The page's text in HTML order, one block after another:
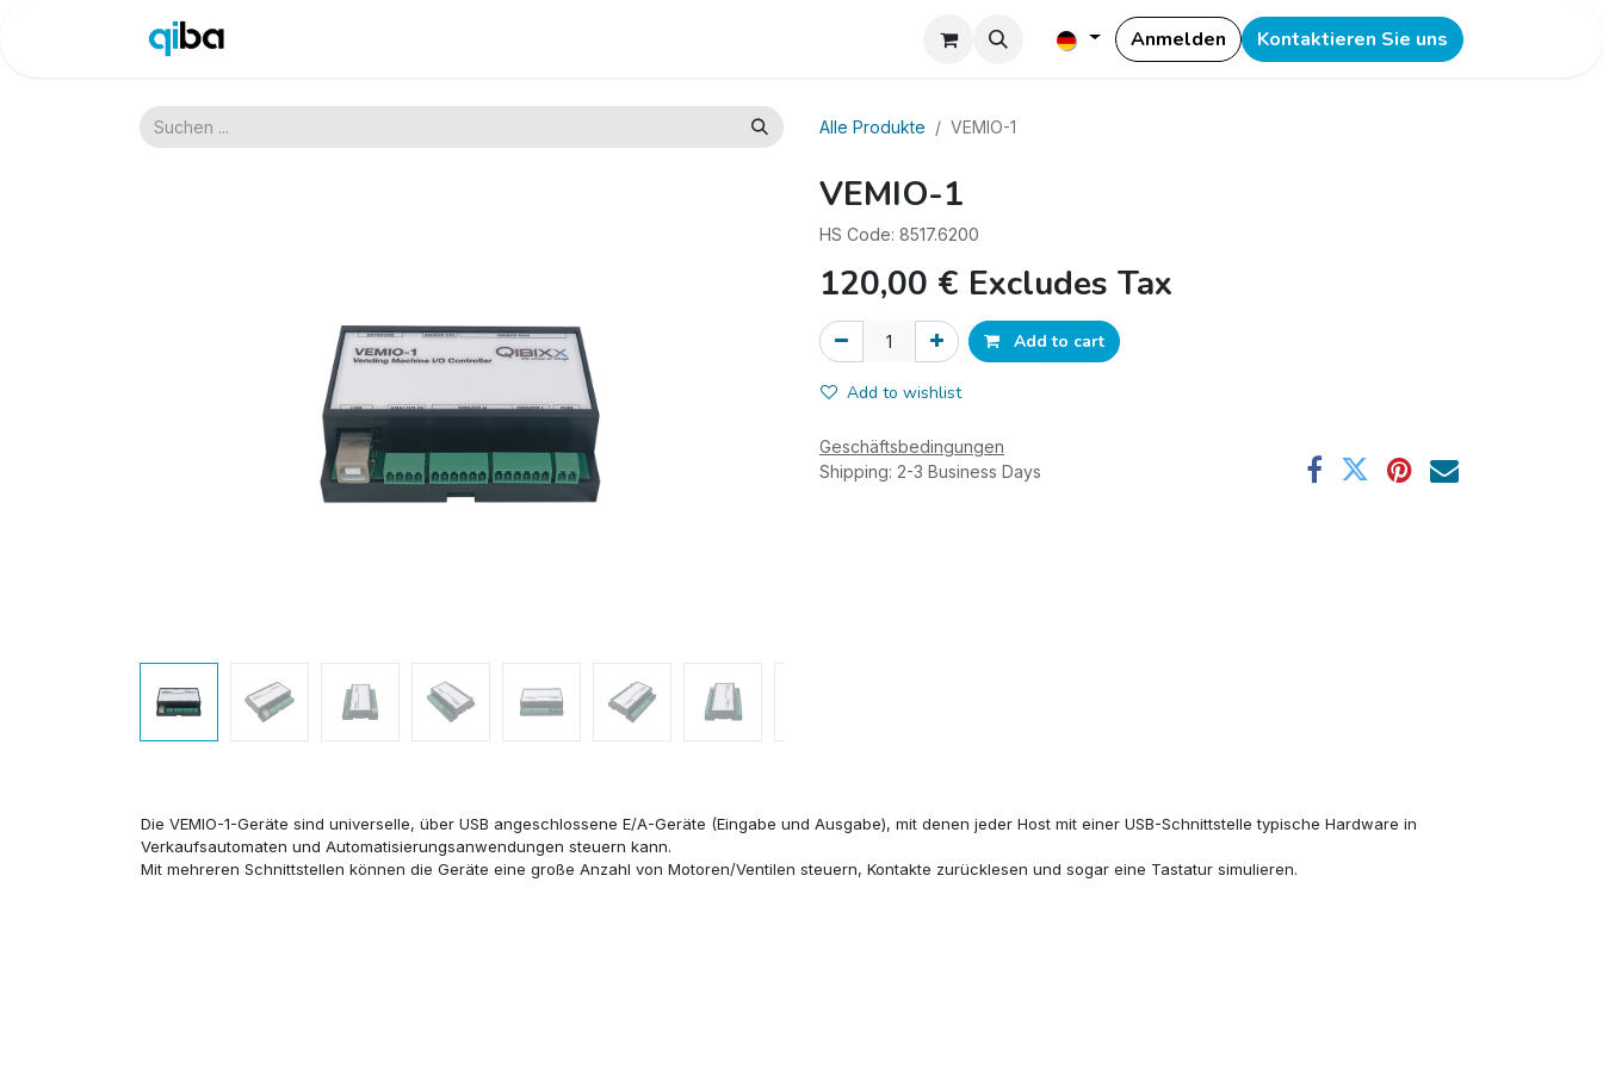
Anmelden Kontaktieren Sie uns
Alle Produkte VEMIO-1
VEMIO-1
HS Code: 8517.6200
120,00 € Excludes Tax
Add to cart
Add to wishlist
Geschäftsbedingungen
Shipping: 2-3 Business Days
Die VEMIO-1-Geräte sind universelle, über USB angeschlossene E/A-Geräte (Eingabe und Ausgabe), mit denen jeder Host mit einer USB-Schnittstelle typische Hardware in
Verkaufsautomaten und Automatisierungsanwendungen steuern kann.
Mit mehreren Schnittstellen können die Geräte eine große Anzahl von Motoren/Ventilen steuern, Kontakte zurücklesen und sogar eine Tastatur simulieren.